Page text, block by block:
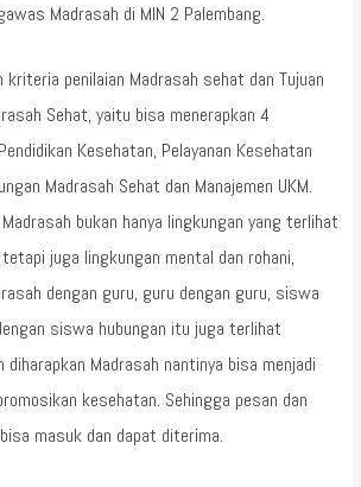
Madrasah di MIN 2 Palembang.
kriteria penilaian Madrasah sehat dan Tujuan
Sehat, yaitu bisa menerapkan 4
Kesehatan, Pelayanan Kesehatan
Madrasah Sehat dan Manajemen UKM.
bukan hanya lingkungan yang terlihat
juga lingkungan mental dan rohani,
dengan guru, guru dengan guru, siswa
siswa hubungan itu juga terlihat
diharapkan Madrasah nantinya bisa menjadi
kesehatan. Sehingga pesan dan
masuk dan dapat diterima.